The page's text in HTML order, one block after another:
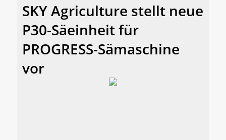
SKY Agriculture stellt neue
P30-Säeinheit für
PROGRESS-Sämaschine
vor